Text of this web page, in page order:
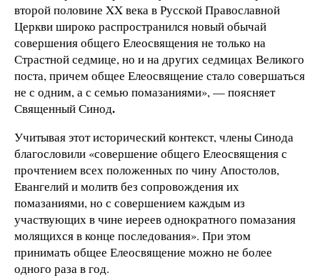
второй половине XX века в Русской Православной
Церкви широко распространился новый обычай
совершения общего Елеосвящения не только на
Страстной седмице, но и на других седмицах Великого
поста, причем общее Елеосвящение стало совершаться
не с одним, а с семью помазаниями», — поясняет
Священный Синод.
Учитывая этот исторический контекст, члены Синода
благословили «совершение общего Елеосвящения с
прочтением всех положенных по чину Апостолов,
Евангелий и молитв без сопровождения их
помазаниями, но с совершением каждым из
участвующих в чине иереев однократного помазания
молящихся в конце последования». При этом
принимать общее Елеосвящение можно не более
одного раза в год.